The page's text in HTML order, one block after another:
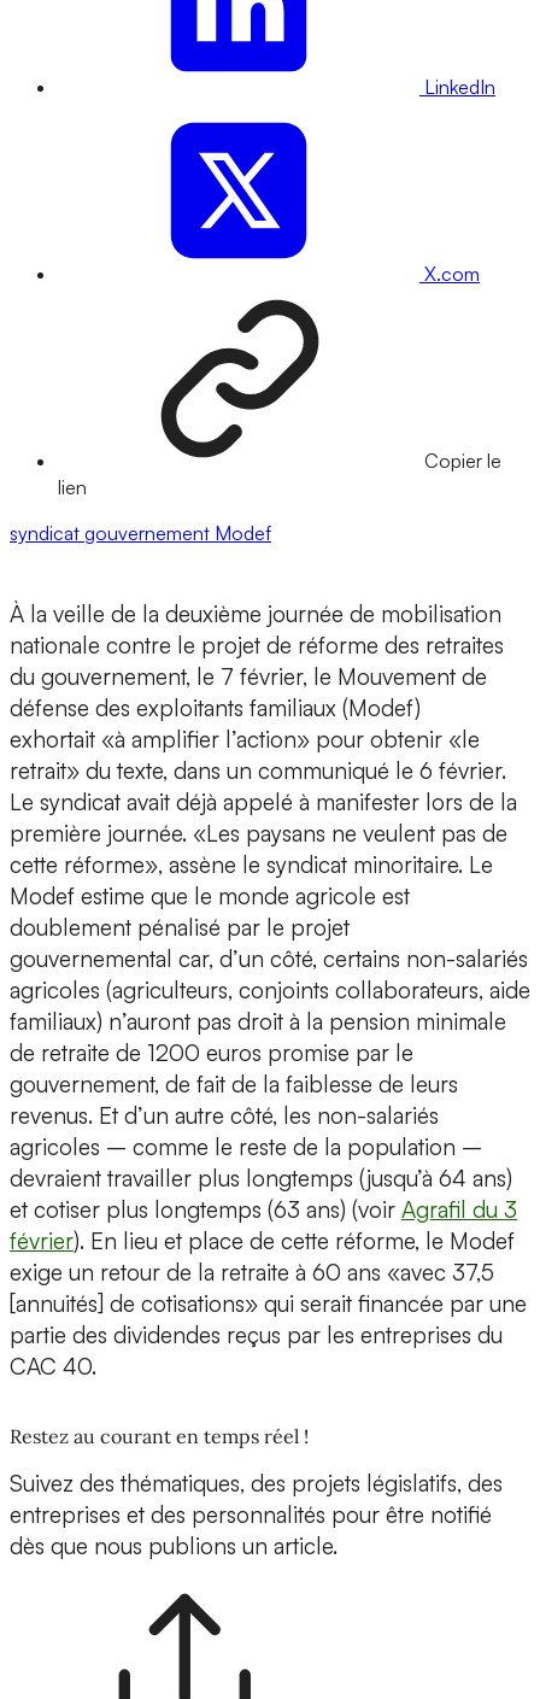
LinkedIn
X.com
Copier le
lien
syndicat gouvernement Modef
À la veille de la deuxième journée de mobilisation
nationale contre le projet de réforme des retraites
du gouvernement, le 7 février, le Mouvement de
défense des exploitants familiaux (Modef)
exhortait «à amplifier l’action» pour obtenir «le
retrait» du texte, dans un communiqué le 6 février.
Le syndicat avait déjà appelé à manifester lors de la
première journée. «Les paysans ne veulent pas de
cette réforme», assène le syndicat minoritaire. Le
Modef estime que le monde agricole est
doublement pénalisé par le projet
gouvernemental car, d’un côté, certains non-salariés
agricoles (agriculteurs, conjoints collaborateurs, aide
familiaux) n’auront pas droit à la pension minimale
de retraite de 1200 euros promise par le
gouvernement, de fait de la faiblesse de leurs
revenus. Et d’un autre côté, les non-salariés
agricoles – comme le reste de la population –
devraient travailler plus longtemps (jusqu’à 64 ans)
et cotiser plus longtemps (63 ans) (voir Agrafil du 3
février). En lieu et place de cette réforme, le Modef
exige un retour de la retraite à 60 ans «avec 37,5
[annuités] de cotisations» qui serait financée par une
partie des dividendes reçus par les entreprises du
CAC 40.
Restez au courant en temps réel !
Suivez des thématiques, des projets législatifs, des
entreprises et des personnalités pour être notifié
dès que nous publions un article.